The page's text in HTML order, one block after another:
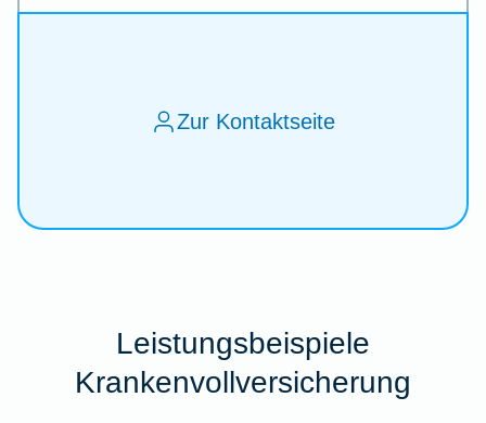
Zur Kontaktseite
Leistungsbeispiele
Krankenvollversicherung